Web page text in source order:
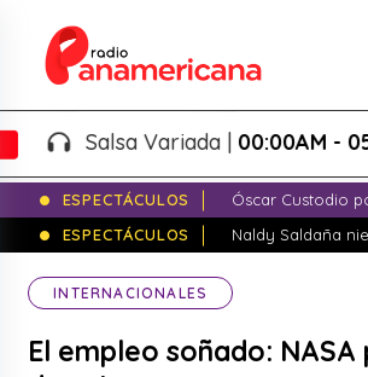
Salsa Variada |00:00AM -
ESPECTÁCULOS
Óscar Custodio
ESPECTÁCULOS
Naldy Saldaña
INTERNACIONALES
El empleo soñado: